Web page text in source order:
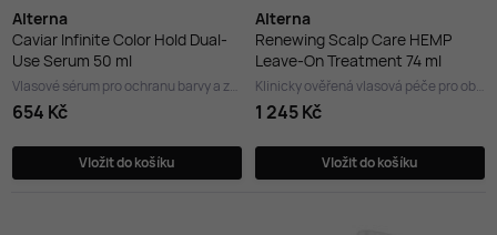
Alterna
Caviar Infinite Color Hold Dual-
Use Serum 50 ml
Vlasové sérum pro ochranu barvy a zvýšení lesku
654 Kč
Vložit do košíku
Alterna
Renewing Scalp Care HEMP
Leave-On Treatment 74 ml
Klinicky ověřená vlasová péče pro obnovu pokožky hlavy
1 245 Kč
Vložit do košíku